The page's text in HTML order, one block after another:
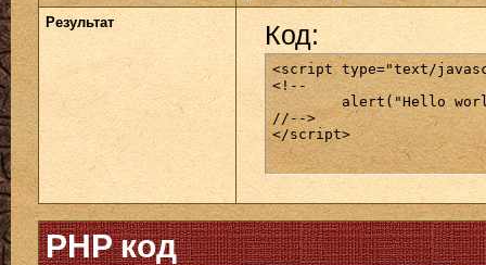
Результат Код:
<script type="text/
<!--
	alert("Hello world!");
//-->
</script>
PHP код